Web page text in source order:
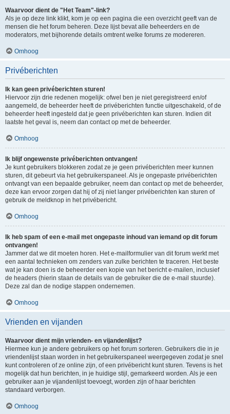
Waarvoor dient de "Het Team"-link?
Als je op deze link klikt, kom je op een pagina die een overzicht geeft van de
mensen die het forum beheren. Deze lijst bevat alle beheerders en de
moderators, met bijhorende details omtrent welke forums ze modereren.
Omhoog
Privéberichten
Ik kan geen privéberichten sturen!
Hiervoor zijn drie redenen mogelijk: ofwel ben je niet geregistreerd en/of
aangemeld, de beheerder heeft de privéberichten functie uitgeschakeld, of de
beheerder heeft ingesteld dat je geen privéberichten kan sturen. Indien dit
laatste het geval is, neem dan contact op met de beheerder.
Omhoog
Ik blijf ongewenste privéberichten ontvangen!
Je kunt gebruikers blokkeren zodat ze je geen privéberichten meer kunnen
sturen, dit gebeurt via het gebruikerspaneel. Als je ongepaste privéberichten
ontvangt van een bepaalde gebruiker, neem dan contact op met de beheerder,
deze kan ervoor zorgen dat hij of zij niet langer privéberichten kan sturen of
gebruik de meldknop in het privébericht.
Omhoog
Ik heb spam of een e-mail met ongepaste inhoud van iemand op dit forum
ontvangen!
Jammer dat we dit moeten horen. Het e-mailformulier van dit forum werkt met
een aantal technieken om zenders van zulke berichten te traceren. Het beste
wat je kan doen is de beheerder een kopie van het bericht e-mailen, inclusief
de headers (hierin staan de details van de gebruiker die de e-mail stuurde).
Deze zal dan de nodige stappen ondernemen.
Omhoog
Vrienden en vijanden
Waarvoor dient mijn vrienden- en vijandenlijst?
Hiermee kun je andere gebruikers op het forum sorteren. Gebruikers die in je
vriendenlijst staan worden in het gebruikerspaneel weergegeven zodat je snel
kunt controleren of ze online zijn, of een privébericht kunt sturen. Tevens is het
mogelijk dat hun berichten, in je huidige stijl, gemarkeerd worden. Als je een
gebruiker aan je vijandenlijst toevoegt, worden zijn of haar berichten
standaard verborgen.
Omhoog